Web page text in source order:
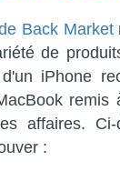
Back Market
de
iPhone
affaires.
: